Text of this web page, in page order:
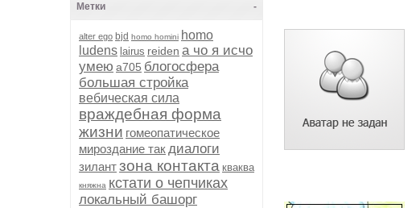
-
Метки
alter ego bjd homo homini homo
ludens lairus reiden а чо я исчо
умею а705 блогосфера
большая стройка
вебическая сила
враждебная форма
жизни гомеопатическое
мироздание такдиалоги
зилантзона контакта кваква
княжна кстати о чепчиках
локальный башорг